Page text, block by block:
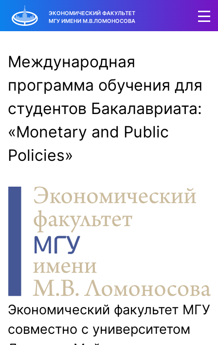
ЭКОНОМИЧЕСКИЙ ФАКУЛЬТЕТ
МГУ ИМЕНИ М.В.ЛОМОНОСОВА
Международная
программа обучения для
студентов Бакалавриата:
«Monetary and Public
Policies»
Экономический факультет МГУ
совместно с университетом